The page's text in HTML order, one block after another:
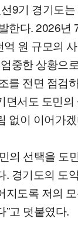
9기 경기도
한다. 2026년
억 원 규모의
중한 상황으
를 전면 점검
면서도 도민
없이 이어가
의 선택을 도
. 경기도의 도
지도록 저의
”고 덧붙였다.